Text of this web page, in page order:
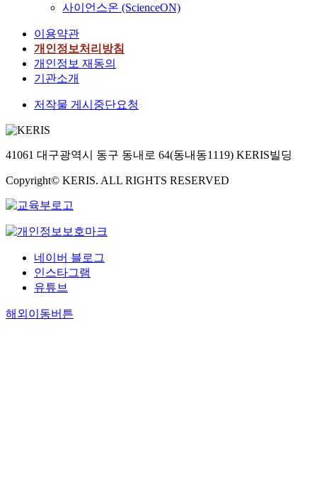
사이언스온 (ScienceON)
이용약관
개인정보처리방침
개인정보 재동의
기관소개
저작물 게시중단요청
41061 대구광역시 동구 동내로 64(동내동1119) KERIS빌딩
Copyright© KERIS. ALL RIGHTS RESERVED
네이버 블로그
인스타그램
유튜브
해외이동버튼